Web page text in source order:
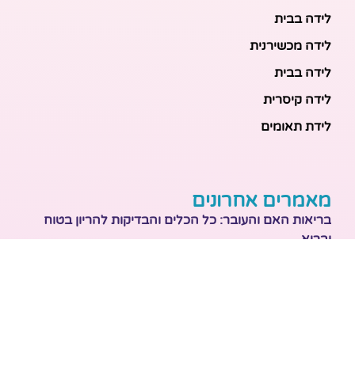
לידה בבית
לידה מכשירנית
לידה בבית
לידה קיסרית
לידת תאומים
מאמרים אחרונים
בריאות האם והעובר: כל הכלים והבדיקות להריון בטוח
ובריא